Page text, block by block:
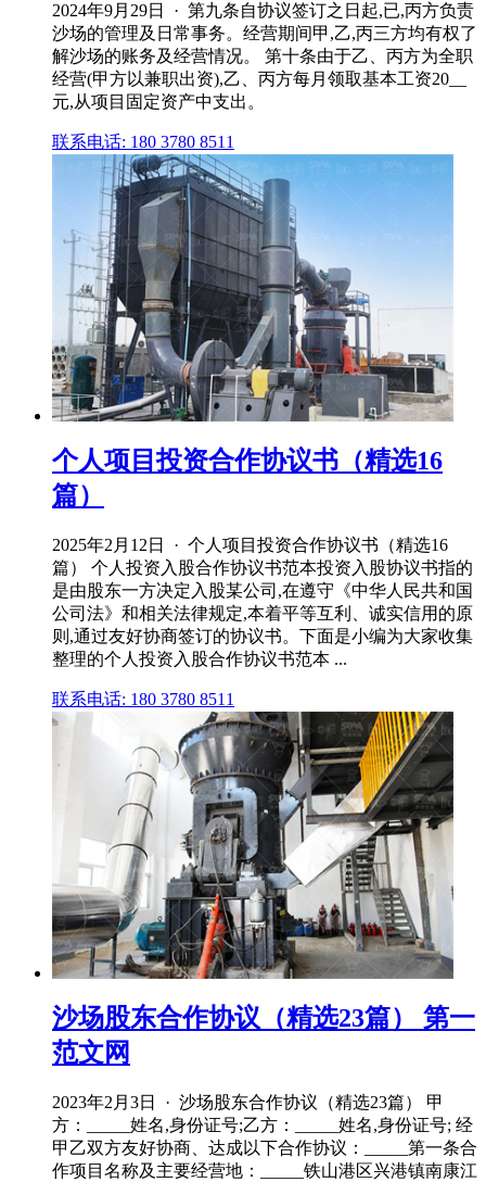
2024年9月29日 · 第九条自协议签订之日起,已,丙方负责
沙场的管理及日常事务。经营期间甲,乙,丙三方均有权了
解沙场的账务及经营情况。 第十条由于乙、丙方为全职
经营(甲方以兼职出资),乙、丙方每月领取基本工资20__
元,从项目固定资产中支出。
联系电话: 180 3780 8511
个人项目投资合作协议书（精选16
篇）
2025年2月12日 · 个人项目投资合作协议书（精选16
篇） 个人投资入股合作协议书范本投资入股协议书指的
是由股东一方决定入股某公司,在遵守《中华人民共和国
公司法》和相关法律规定,本着平等互利、诚实信用的原
则,通过友好协商签订的协议书。下面是小编为大家收集
整理的个人投资入股合作协议书范本 ...
联系电话: 180 3780 8511
沙场股东合作协议（精选23篇） 第一
范文网
2023年2月3日 · 沙场股东合作协议（精选23篇） 甲
方：_____姓名,身份证号;乙方：_____姓名,身份证号; 经
甲乙双方友好协商、达成以下合作协议：_____第一条合
作项目名称及主要经营地：_____铁山港区兴港镇南康江